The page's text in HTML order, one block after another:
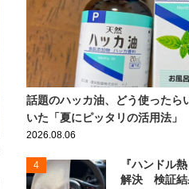
話題のハッカ油、どう使った
いた「夏にピッタリの活用法」
2026.08.06
4
『ハンドル
解決 検証結